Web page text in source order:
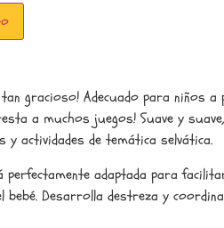
gracioso! Adecuado para niños
a muchos juegos! Suave y
actividades de temática selvática.
adaptada para
Desarrolla destreza y